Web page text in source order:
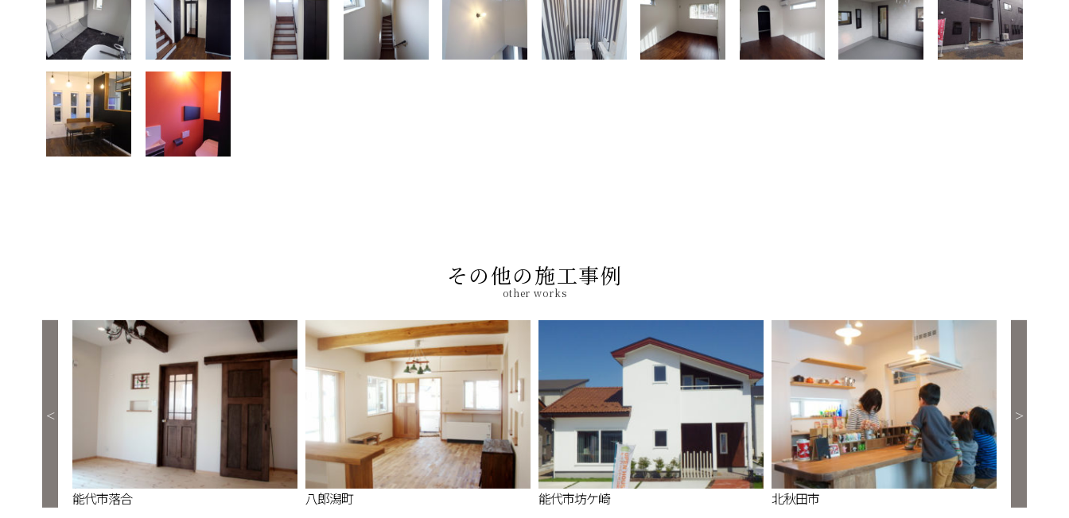
その他の施工事例
other works
能代市落合 八郎潟町 能代市坊ケ崎 北秋田市